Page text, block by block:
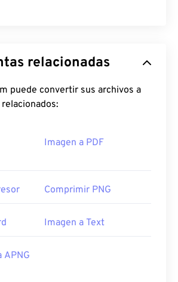
relacionadas
puede convertir sus archivos a
Imagen a PDF
Comprimir PNG
Imagen a Text
APNG